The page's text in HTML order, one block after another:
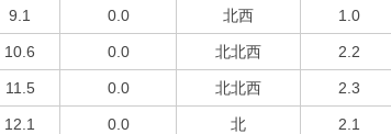
9.1 0.0 北西 1.0
10.6 0.0 北北西 2.2
11.5 0.0 北北西 2.3
12.1 0.0 北 2.1